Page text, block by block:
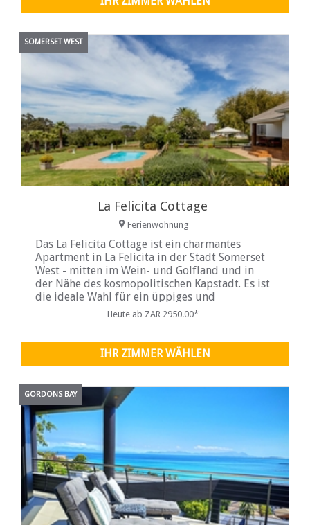
in einer ruhigen, sicheren Umgebung, die auf
SOMERSET WEST
La Felicita Cottage
Ferienwohnung
Das La Felicita Cottage ist ein charmantes
Apartment in La Felicita in der Stadt Somerset
West - mitten im Wein- und Golfland und in
der Nähe des kosmopolitischen Kapstadt. Es ist
die ideale Wahl für ein üppiges und
unvergessliches Urlaubserlebnis.
Heute ab ZAR 2950.00*
IHR ZIMMER WÄHLEN
GORDONS BAY